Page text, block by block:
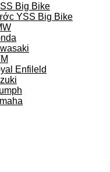
Big Bike
YSS Big Bike
Enfileld